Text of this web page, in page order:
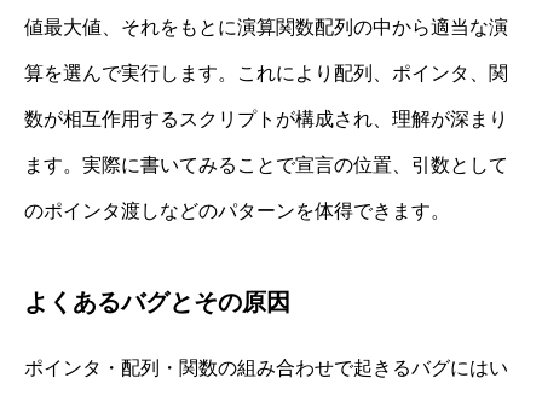
値最大値、それをもとに演算関数配列の中から適当な演
算を選んで実行します。これにより配列、ポインタ、関
数が相互作用するスクリプトが構成され、理解が深まり
ます。実際に書いてみることで宣言の位置、引数として
のポインタ渡しなどのパターンを体得できます。
よくあるバグとその原因
ポインタ・配列・関数の組み合わせで起きるバグにはい